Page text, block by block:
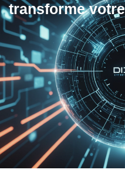
transforme